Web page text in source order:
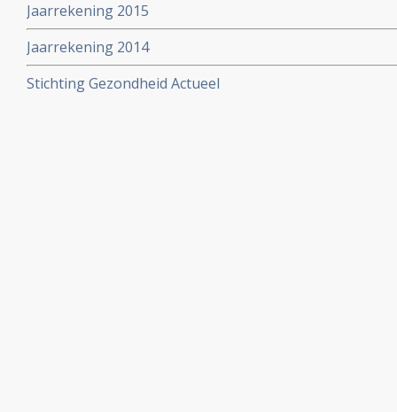
Jaarrekening 2015
Jaarrekening 2014
Stichting Gezondheid Actueel